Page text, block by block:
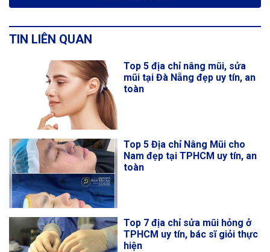
TIN LIÊN QUAN
Top 5 địa chỉ nâng mũi, sửa
mũi tại Đà Nẵng đẹp uy tín, an
toàn
Top 5 Địa chỉ Nâng Mũi cho
Nam đẹp tại TPHCM uy tín, an
toàn
Top 7 địa chỉ sửa mũi hỏng ở
TPHCM uy tín, bác sĩ giỏi thực
hiện